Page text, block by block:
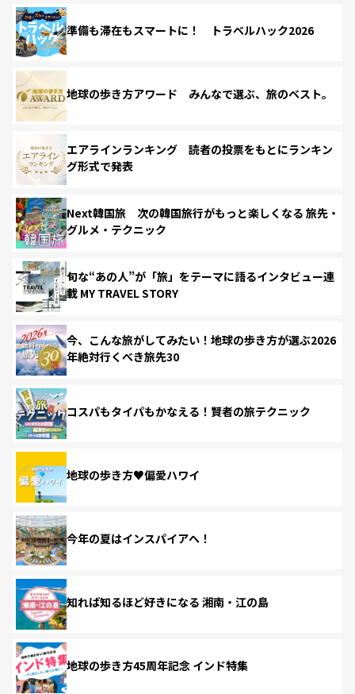
準備も滞在もスマートに！ トラベルハック2026
地球の歩き方アワード みんなで選ぶ、旅のベスト。
エアラインランキング 読者の投票をもとにランキン
グ形式で発表
Next韓国旅 次の韓国旅行がもっと楽しくなる 旅先・
グルメ・テクニック
旬な“あの人”が「旅」をテーマに語るインタビュー連
載 MY TRAVEL STORY
今、こんな旅がしてみたい！地球の歩き方が選ぶ2026
年絶対行くべき旅先30
コスパもタイパもかなえる！賢者の旅テクニック
地球の歩き方♥偏愛ハワイ
今年の夏はインスパイアへ！
知れば知るほど好きになる 湘南・江の島
地球の歩き方45周年記念 インド特集